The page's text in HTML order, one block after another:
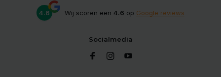
4.6 Wij scoren een 4.6 op Google reviews
Socialmedia